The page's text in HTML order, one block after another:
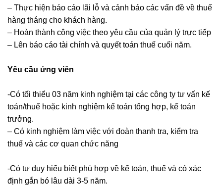
– Thực hiện báo cáo lãi lỗ và cảnh báo các vấn đề về thuế
hàng tháng cho khách hàng.
– Hoàn thành công việc theo yêu cầu của quản lý trực tiếp
– Lên báo cáo tài chính và quyết toán thuế cuối năm.
Yêu cầu ứng viên
-Có tối thiểu 03 năm kinh nghiệm tại các công ty tư vấn kế
toán/thuế hoặc kinh nghiệm kế toán tổng hợp, kế toán
trưởng.
– Có kinh nghiệm làm việc với đoàn thanh tra, kiểm tra
thuế và các cơ quan chức năng
-Có tư duy hiểu biết phù hợp về kế toán, thuế và có xác
định gắn bó lâu dài 3-5 năm.